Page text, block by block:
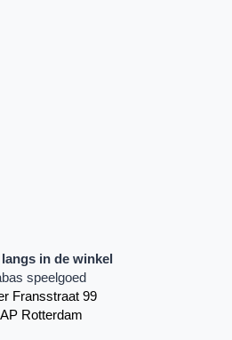
in de winkel
speelgoed
Fransstraat 99
Rotterdam